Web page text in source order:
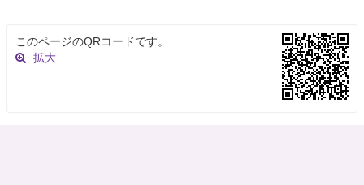
n
t
このページのQRコードです。
拡大